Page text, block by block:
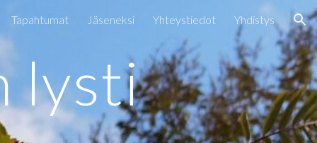
Tapahtumat Jäseneksi Yhteystiedot Yhdistys
lysti